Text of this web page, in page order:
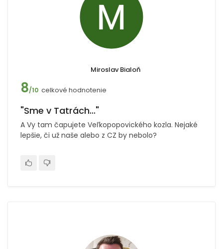
Miroslav Bialoň
8/10 celkové hodnotenie
"Sme v Tatrách..."
A Vy tam čapujete Veľkopopovického kozla. Nejaké
lepšie, či už naše alebo z CZ by nebolo?